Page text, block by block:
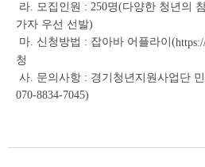
라. 모집인원 : 250명(다양한 청년의
가자 우선 선발)
마. 신청방법 : 잡아바 어플라이(
청
사. 문의사항 : 경기청년지원사업단
070-8834-7045)